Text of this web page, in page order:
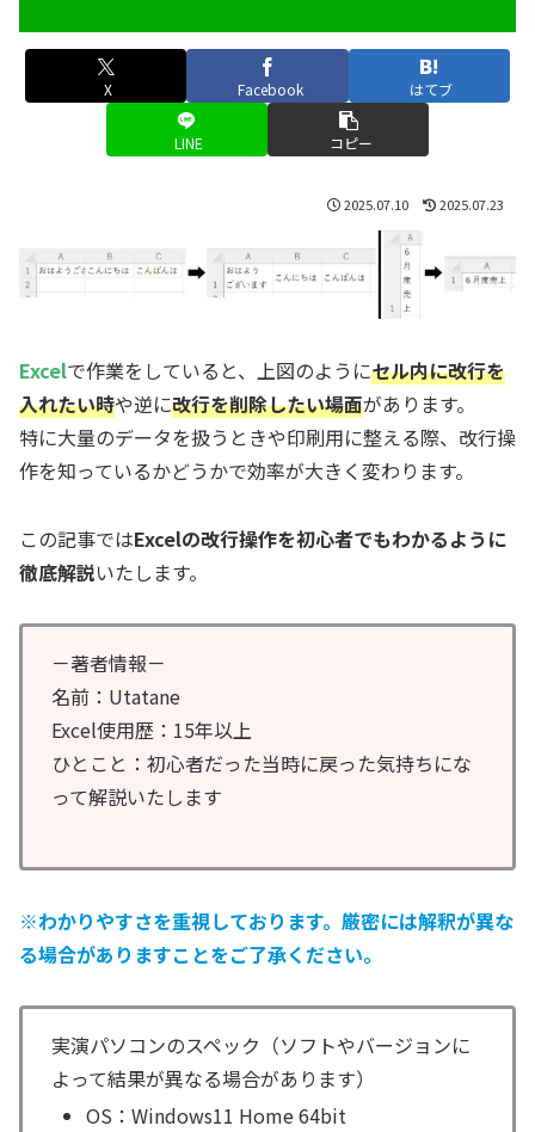
X Facebook はてブ
LINE コピー
2025.07.10 2025.07.23
Excelで作業をしていると、上図のようにセル内に改行を
入れたい時や逆に改行を削除したい場面があります。
特に大量のデータを扱うときや印刷用に整える際、改行操
作を知っているかどうかで効率が大きく変わります。
この記事ではExcelの改行操作を初心者でもわかるように
徹底解説いたします。
－著者情報－
名前：Utatane
Excel使用歴：15年以上
ひとこと：初心者だった当時に戻った気持ちにな
って解説いたします
※わかりやすさを重視しております。厳密には解釈が異な
る場合がありますことをご了承ください。
実演パソコンのスペック（ソフトやバージョンに
よって結果が異なる場合があります）
OS：Windows11 Home 64bit